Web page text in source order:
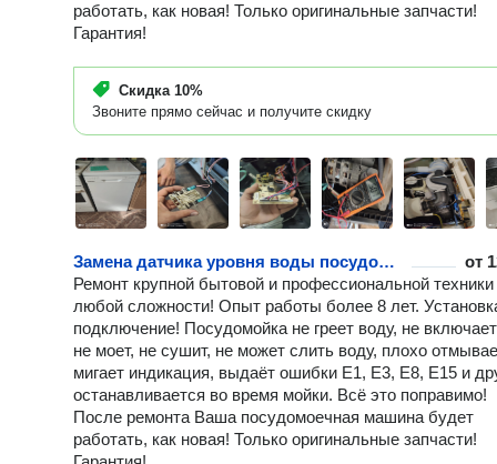
работать, как новая! Только оригинальные запчасти!
Гарантия!
Скидка 10%
Звоните прямо сейчас и получите скидку
Замена датчика уровня воды посудомоечной машины от
Ремонт крупной бытовой и профессиональной техники
любой сложности! Опыт работы более 8 лет.
подключение! Посудомойка не греет воду, не
не моет, не сушит, не может слить воду, плохо
мигает индикация, выдаёт ошибки E1, E3, E8, E15 и
останавливается во время мойки. Всё это поправимо!
После ремонта Ваша посудомоечная машина будет
работать, как новая! Только оригинальные запчасти!